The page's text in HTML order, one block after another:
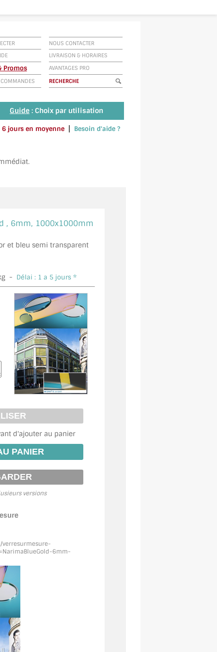
NOUS CONTACTER
LIVRAISON & HORAIRES
Promos
AVANTAGES PRO
Guide : Choix par utilisation
6 jours en moyenne| Besoin d'aide ?
, 6mm, 1000x1000mm
et bleu semi transparent
- Délai : 1 a 5 jours *
d'ajouter au panier
versions
verresurmesure-
-6mm-